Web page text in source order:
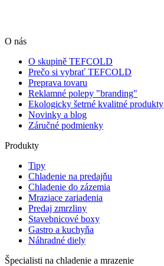
O nás
O skupině TEFCOLD
Prečo si vybrať TEFCOLD
Preprava tovaru
Reklamné polepy "branding"
Ekologicky šetrné kvalitné produkty
Novinky a blog
Záručné podmienky
Produkty
Tipy
Chladenie na predajňu
Chladenie do zázemia
Mraziace zariadenia
Predaj zmrzliny
Stavebnicové boxy
Gastro a kuchyňa
Náhradné diely
Špecialisti na chladenie a mrazenie